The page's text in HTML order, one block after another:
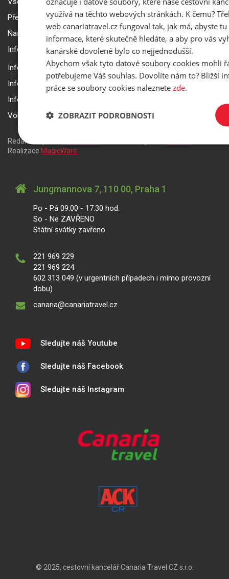
Přepravní podmínky Smartwings
Nastavení a ochrana soukromí
Informace k rezervaci zájezdu
Informace k pojištění
Informace k letecké přepravě
Informace k ubytování a pobytu
Volitelné doplňkové služby
Redakční systém
Realizace MagicWare
Jungmannova 7, 110 00, Praha 1
Po - Pá 09.00 - 17.30 hod.
So - Ne ZAVŘENO
Státní svátky zavřeno
221 969 229
221 969 224
602 313 049 (v urgentních případech i mimo provozní
dobu)
canaria@canariatravel.cz
Sledujte náš Youtube
Sledujte náš Facebook
Sledujte náš Instagram
© 2025, cestovní kancelář Canaria Travel CZ s.r.o.
využívá na těchto webových stránkách. K čemu?
web canariatravel.cz fungoval tak, jak má, abyste
informace, které skutečně hledáte, a aby pro vás
kanárské dovolené bylo co nejjednodušší.
Abychom však tyto datové soubory cookies mohli
potřebujeme Váš souhlas. Dovolíte nám to? Bližší
práce se soubory cookies naleznete zde.
ZOBRAZIT PODROBNOSTI